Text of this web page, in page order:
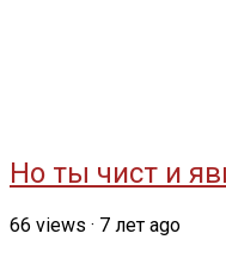
Но ты чист и
66 views · 7 лет ago